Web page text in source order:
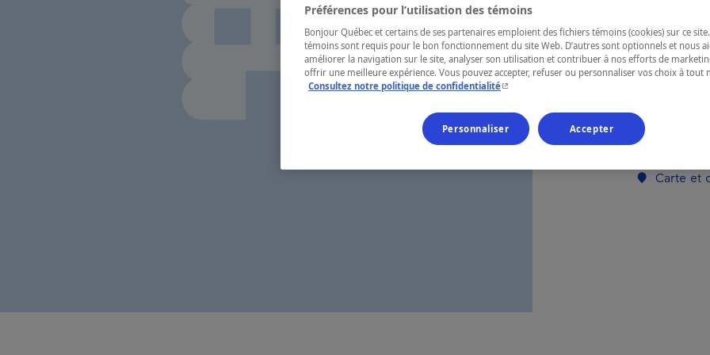
RÉGION
Chaudière-
Numéro
Carte et
Préférences pour l’utilisation des témoins
Bonjour Québec et certains de ses partenaires emploient des fichiers témoins (cookies) sur ce
témoins sont requis pour le bon fonctionnement du site Web. D’autres sont optionnels et nous
améliorer la navigation sur le site, analyser son utilisation et contribuer à nos efforts de
offrir une meilleure expérience. Vous pouvez accepter, refuser ou personnaliser vos choix à tout
Consultez notre politique de confidentialité- Cet hyperlien s'ouvrira dans une nouvelle fenêtre.
Personnaliser Accepter